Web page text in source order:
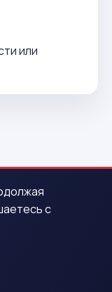
или
в
с